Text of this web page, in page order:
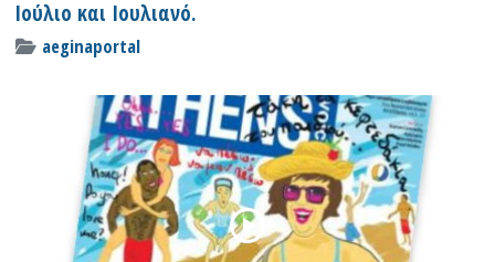
Ιούλιο και Ιουλιανό.
aeginaportal